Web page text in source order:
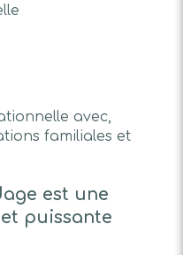
avec,
familiales et
est une
puissante